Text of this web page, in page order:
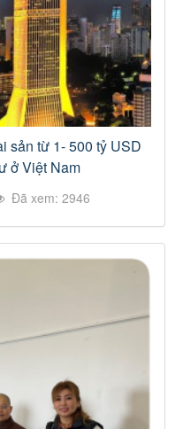
sản từ 1- 500 tỷ USD
ở Việt Nam
Đã xem: 2946